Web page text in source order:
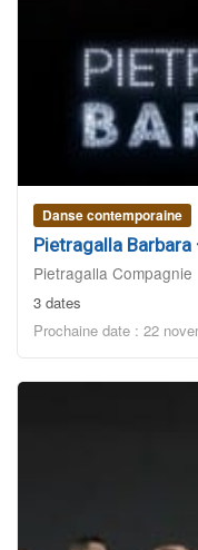
Danse contemporaine
Pietragalla
Pietragalla Compagnie
3 dates
Prochaine date : 22